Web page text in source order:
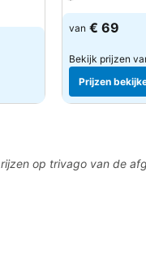
van € 69
Bekijk prijzen
Prijzen
op trivago van de